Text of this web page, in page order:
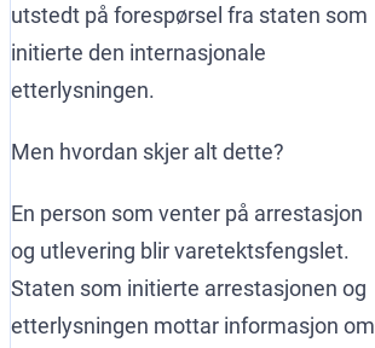
utstedt på forespørsel fra staten som
initierte den internasjonale
etterlysningen.
Men hvordan skjer alt dette?
En person som venter på arrestasjon
og utlevering blir varetektsfengslet.
Staten som initierte arrestasjonen og
etterlysningen mottar informasjon om